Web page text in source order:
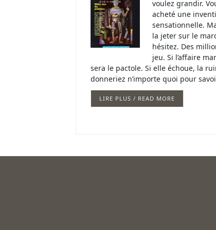
voulez grandir.
acheté une
sensationnelle.
la jeter sur le
hésitez. Des
jeu. Si l’affaire
sera le pactole. Si elle échoue, la
donneriez n’importe quoi pour
LIRE PLUS / READ MORE